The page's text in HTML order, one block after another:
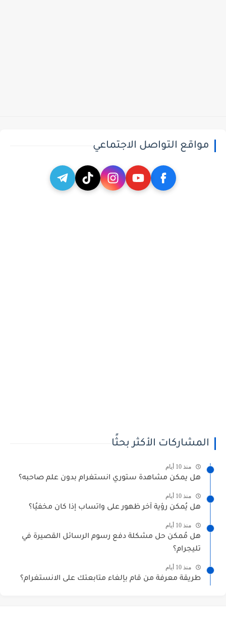
مواقع التواصل الاجتماعي
المشاركات الأكثر بحثًا
منذ 10 أيام
هل يمكن مشاهدة ستوري انستغرام بدون علم صاحبه؟
منذ 10 أيام
هل يُمكن رؤية آخر ظهور على واتساب إذا كان مخفيُا؟
منذ 10 أيام
هل مُمكن حل مشكلة دفع رسوم الرسائل القصيرة في
تليجرام؟
منذ 10 أيام
طريقة معرفة من قام بإلغاء متابعتك على الانستغرام؟